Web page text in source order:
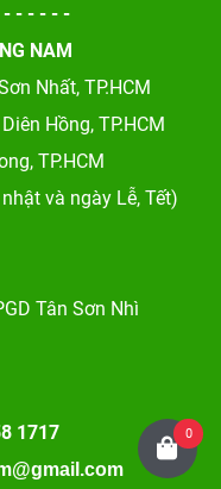
- - - - -
NAM
Nhất, TP.HCM
Hồng, TP.HCM
TP.HCM
và ngày Lễ, Tết)
Tân Sơn Nhì
1717 0